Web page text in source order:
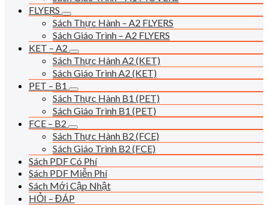
FLYERS
Sách Thực Hành – A2 FLYERS
Sách Giáo Trình – A2 FLYERS
KET – A2
Sách Thực Hành A2 (KET)
Sách Giáo Trình A2 (KET)
PET – B1
Sách Thực Hành B1 (PET)
Sách Giáo Trình B1 (PET)
FCE – B2
Sách Thực Hành B2 (FCE)
Sách Giáo Trình B2 (FCE)
Sách PDF Có Phí
Sách PDF Miễn Phí
Sách Mới Cập Nhật
HỎI – ĐÁP